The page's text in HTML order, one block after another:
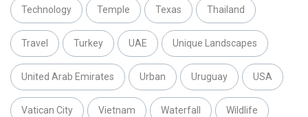
Technology Temple Texas Thailand
Travel Turkey UAE Unique Landscapes
United Arab Emirates Urban Uruguay USA
Vatican City Vietnam Waterfall Wildlife